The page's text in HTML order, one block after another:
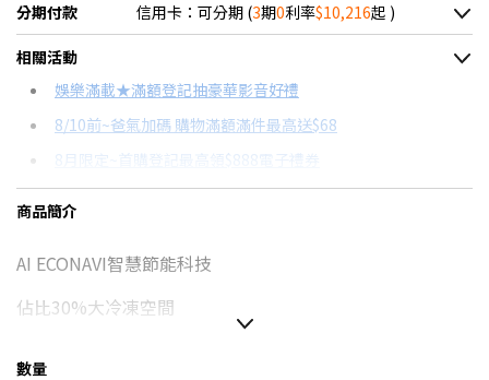
分期付款 信用卡：可分期 (3期0利率$10,216起 )
＊實際可分期數、適用利率，請以購物車顯示為主
信用卡分期
分期數
12期
24期
每期金額 配合銀行/業者
相關活動
娛樂滿載★滿額登記抽豪華影音好禮
8/10前~爸氣加碼 購物滿額滿件最高送$68
8月限定~首購登記最高領$888電子禮券
台灣大哥大Open Possible聯名卡滿額最高回饋25%
商品簡介
AI ECONAVI智慧節能科技
佔比30%大冷凍空間
數量